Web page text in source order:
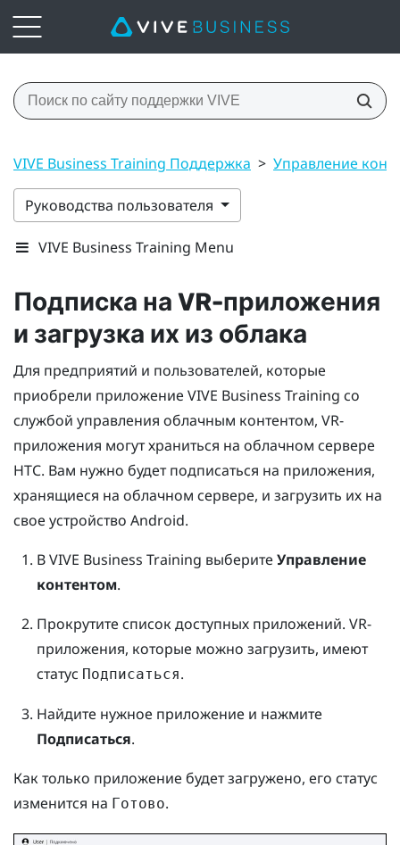
VIVE Business Training Поддержка > Управление
Руководства пользователя
VIVE Business Training Menu
Подписка на VR-приложения
и загрузка их из облака
Для предприятий и пользователей, которые
приобрели приложение VIVE Business Training со
службой управления облачным контентом, VR-
приложения могут храниться на облачном сервере
HTC. Вам нужно будет подписаться на приложения,
хранящиеся на облачном сервере, и загрузить их на
свое устройство Android.
ВVIVE Business Training выберите Управление
контентом.
Прокрутите список доступных приложений. VR-
приложения, которые можно загрузить, имеют
статус Подписаться.
Найдите нужное приложение и нажмите
Подписаться.
Как только приложение будет загружено, его статус
изменится на Готово.